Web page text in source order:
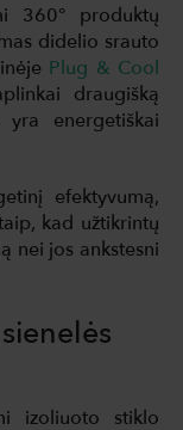
360° produktų
didelio srauto
Plug & Cool
draugišką
energetiškai
efektyvumą,
kad užtikrintų
nei jos ankstesni
izoliuoto stiklo